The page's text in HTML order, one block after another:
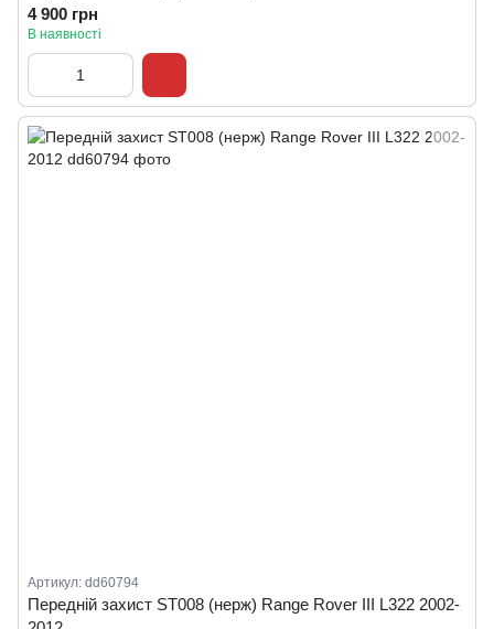
4 900 грн
В наявності
Артикул: dd60794
Передній захист ST008 (нерж) Range Rover III L322 2002-